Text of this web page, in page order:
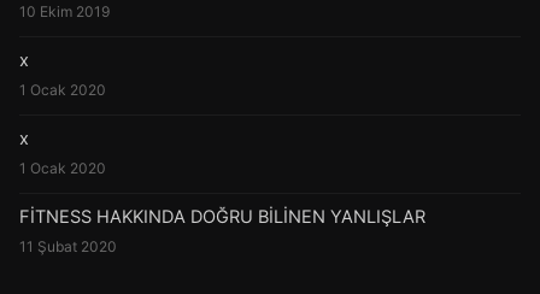
10 Ekim 2019
x
1 Ocak 2020
x
1 Ocak 2020
FİTNESS HAKKINDA DOĞRU BİLİNEN YANLIŞLAR
11 Şubat 2020